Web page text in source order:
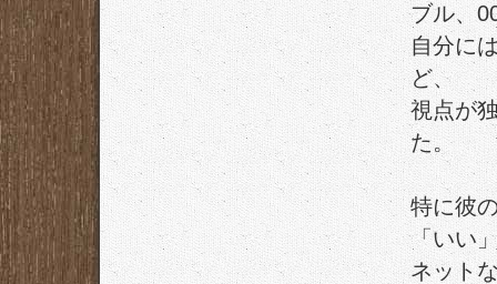
ブル、
自分に
ど、
視点が
た。
特に彼
「いい
ネット